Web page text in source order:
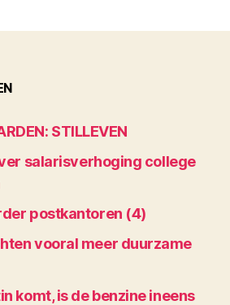
STILLEVEN
salarisverhoging college
postkantoren (4)
vooral meer duurzame
komt, is de benzine ineens